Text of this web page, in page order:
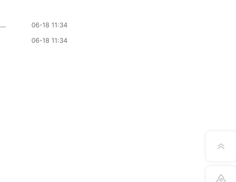
06-18 11:34
06-18 11:34